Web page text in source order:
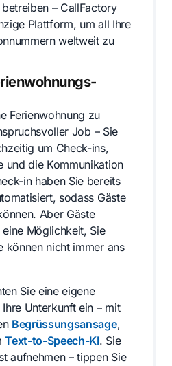
– CallFactory
Plattform, um all Ihre
weltweit zu
Ferienwohnung zu
Job – Sie
um Check-ins,
und die Kommunikation
in haben Sie bereits
sodass Gäste
Aber Gäste
Möglichkeit, Sie
können nicht immer ans
Sie eine eigene
Unterkunft ein – mit
Begrüssungsansage,
Text-to-Speech-KI. Sie
aufnehmen – tippen Sie